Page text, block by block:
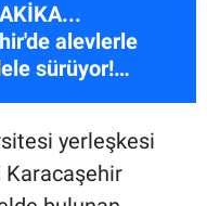
alevlerle
sürüyor!
yerleşkesi
Karacaşehir